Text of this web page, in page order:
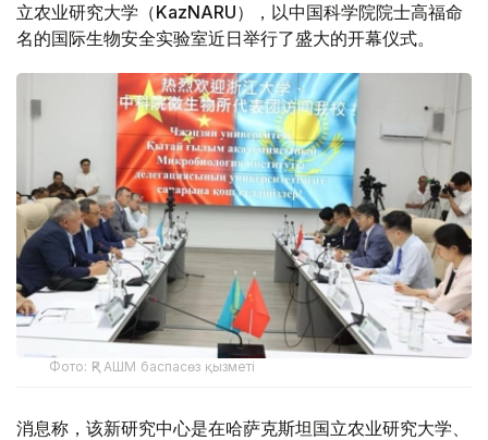
立农业研究大学（KazNARU），以中国科学院院士高福命
名的国际生物安全实验室近日举行了盛大的开幕仪式。
Фото: ҚР АШМ баспасөз қызметі
消息称，该新研究中心是在哈萨克斯坦国立农业研究大学、